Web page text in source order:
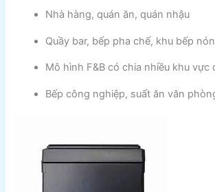
Nhà hàng, quán ăn, quán nhậu
Quầy bar, bếp pha chế, khu bếp
Mô hình F&B có chia nhiều khu vực
Bếp công nghiệp, suất ăn văn